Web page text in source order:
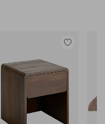
Legg
favoritter